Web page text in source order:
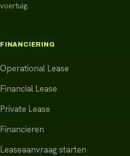
voertuig.
FINANCIERING
Operational Lease
Financial Lease
Private Lease
Financieren
Leaseaanvraag starten